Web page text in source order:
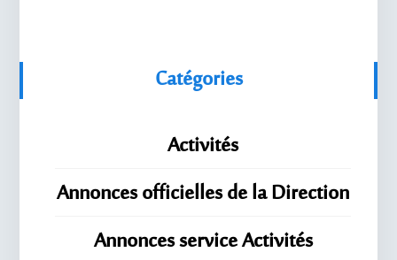
Catégories
Activités
Annonces officielles de la Direction
Annonces service Activités